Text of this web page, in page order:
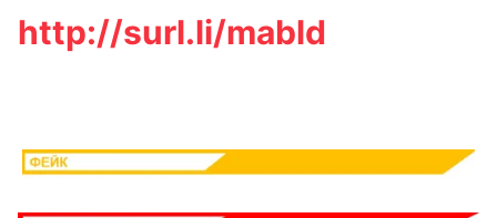
http://surl.li/mabld